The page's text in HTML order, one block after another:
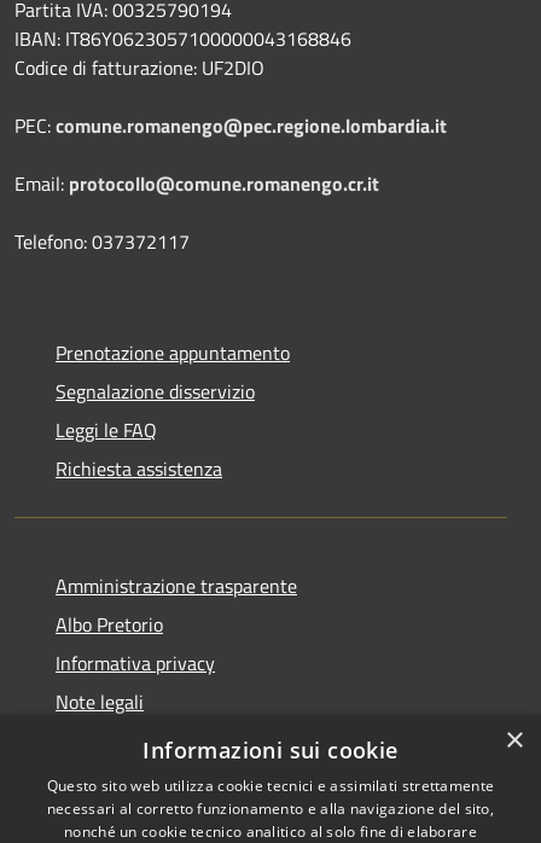
Partita IVA: 00325790194
IBAN: IT86Y0623057100000043168846
Codice di fatturazione: UF2DIO
PEC:comune.romanengo@pec.regione.lombardia.it
Email: protocollo@comune.romanengo.cr.it
Telefono: 037372117
Prenotazione appuntamento
Segnalazione disservizio
Leggi le FAQ
Richiesta assistenza
Amministrazione trasparente
Albo Pretorio
Informativa privacy
Note legali
Dichiarazione di accessibilità
×
Informazioni sui cookie
Questo sito web utilizza cookie tecnici e assimilati strettamente
necessari al corretto funzionamento e alla navigazione del sito,
nonché un cookie tecnico analitico al solo fine di elaborare